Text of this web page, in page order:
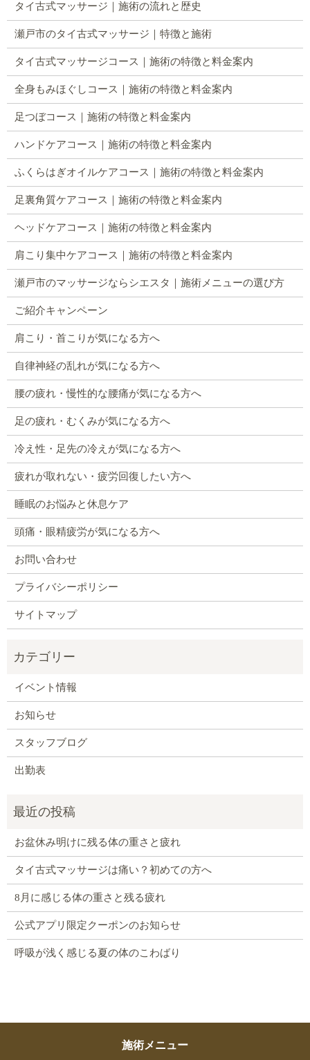
タイ古式マッサージ｜施術の流れと歴史
瀬戸市のタイ古式マッサージ｜特徴と施術
タイ古式マッサージコース｜施術の特徴と料金案内
全身もみほぐしコース｜施術の特徴と料金案内
足つぼコース｜施術の特徴と料金案内
ハンドケアコース｜施術の特徴と料金案内
ふくらはぎオイルケアコース｜施術の特徴と料金案内
足裏角質ケアコース｜施術の特徴と料金案内
ヘッドケアコース｜施術の特徴と料金案内
肩こり集中ケアコース｜施術の特徴と料金案内
瀬戸市のマッサージならシエスタ｜施術メニューの選び方
ご紹介キャンペーン
肩こり・首こりが気になる方へ
自律神経の乱れが気になる方へ
腰の疲れ・慢性的な腰痛が気になる方へ
足の疲れ・むくみが気になる方へ
冷え性・足先の冷えが気になる方へ
疲れが取れない・疲労回復したい方へ
睡眠のお悩みと休息ケア
頭痛・眼精疲労が気になる方へ
お問い合わせ
プライバシーポリシー
サイトマップ
イベント情報
お知らせ
スタッフブログ
出勤表
お盆休み明けに残る体の重さと疲れ
タイ古式マッサージは痛い？初めての方へ
8月に感じる体の重さと残る疲れ
公式アプリ限定クーポンのお知らせ
呼吸が浅く感じる夏の体のこわばり
施術メニュー